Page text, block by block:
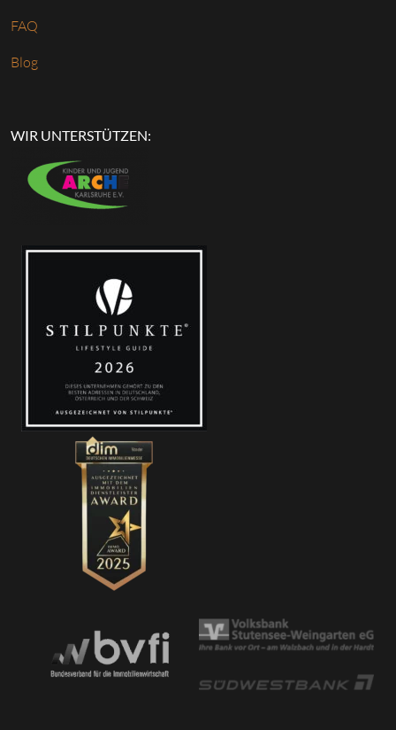
FAQ
Blog
WIR UNTERSTÜTZEN: